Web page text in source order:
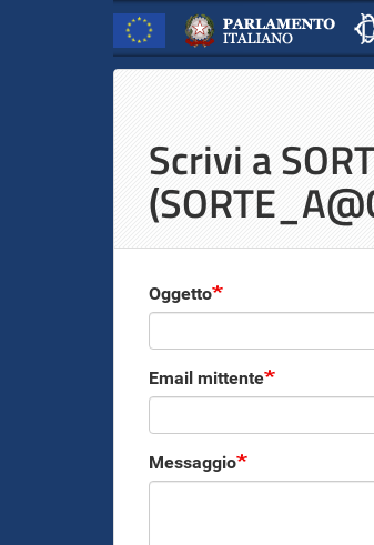
scrivi.camera.it
Inizio
Scrivi a
Oggetto
Email mittente
Messaggio